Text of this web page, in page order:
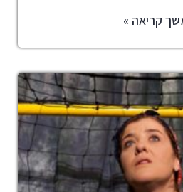
קריאה »